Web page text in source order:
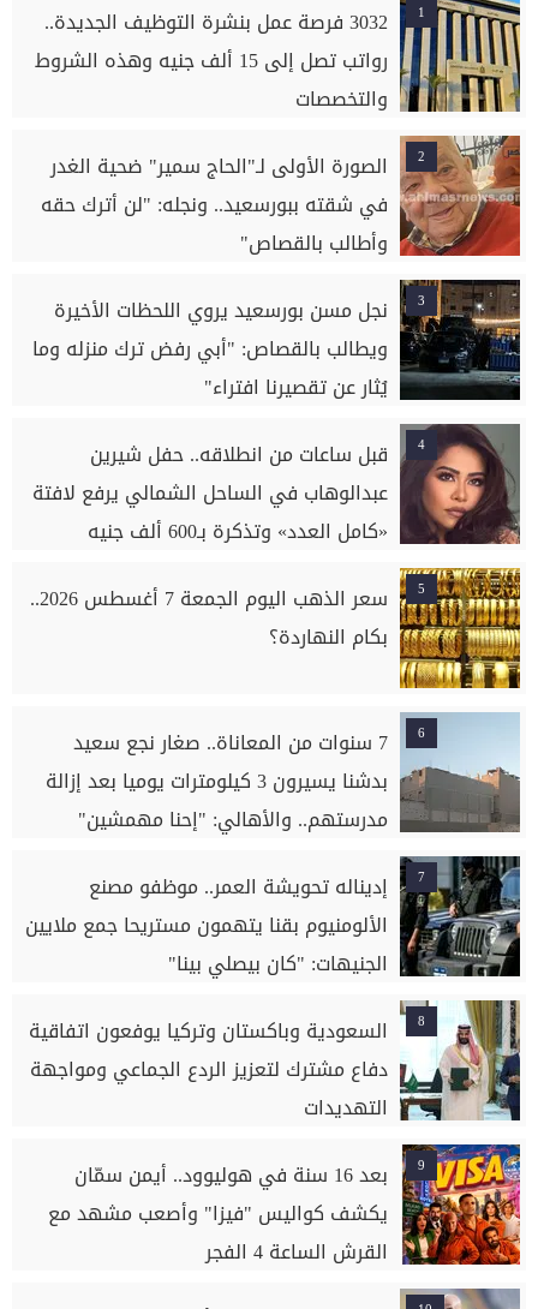
1
3032 فرصة عمل بنشرة التوظيف الجديدة..
رواتب تصل إلى 15 ألف جنيه وهذه الشروط
والتخصصات
2
الصورة الأولى لـ"الحاج سمير" ضحية الغدر
في شقته ببورسعيد.. ونجله: "لن أترك حقه
وأطالب بالقصاص"
3
نجل مسن بورسعيد يروي اللحظات الأخيرة
ويطالب بالقصاص: "أبي رفض ترك منزله وما
يُثار عن تقصيرنا افتراء"
4
قبل ساعات من انطلاقه.. حفل شيرين
عبدالوهاب في الساحل الشمالي يرفع لافتة
«كامل العدد» وتذكرة بـ600 ألف جنيه
5
سعر الذهب اليوم الجمعة 7 أغسطس 2026..
بكام النهاردة؟
6
7 سنوات من المعاناة.. صغار نجع سعيد
بدشنا يسيرون 3 كيلومترات يوميا بعد إزالة
مدرستهم.. والأهالي: "إحنا مهمشين"
7
إديناله تحويشة العمر.. موظفو مصنع
الألومنيوم بقنا يتهمون مستريحا جمع ملايين
الجنيهات: "كان بيصلي بينا"
8
السعودية وباكستان وتركيا يوفعون اتفاقية
دفاع مشترك لتعزيز الردع الجماعي ومواجهة
التهديدات
9
بعد 16 سنة في هوليوود.. أيمن سمّان
يكشف كواليس "فيزا" وأصعب مشهد مع
القرش الساعة 4 الفجر